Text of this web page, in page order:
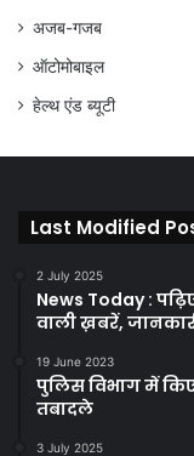
अजब-गजब
ऑटोमोबाइल
हेल्थ एंड ब्यूटी
Last Modified
2 July 2025
News Today :
वाली ख़बरें,
19 June 2023
पुलिस विभाग में
तबादले
3 July 2025